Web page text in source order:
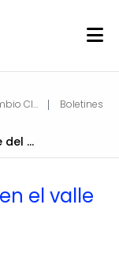
Ciencias de la Atmósfera, Hidrosfera y Cambio Climático
Boletines
Eventos fríos y lluviosos en el valle del Mantaro (2021-012)
el valle